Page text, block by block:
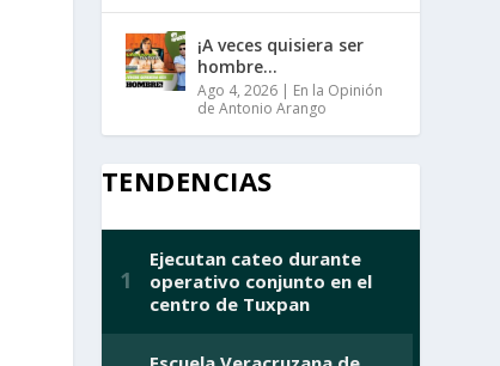
¡A veces quisiera ser
hombre…
Ago 4, 2026| En la Opinión
de Antonio Arango
TENDENCIAS